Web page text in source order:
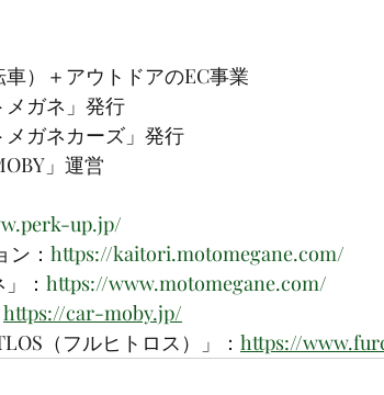
）＋アウトドアのEC事業
ガネ」発行
ガネカーズ」発行
」運営
up.jp/
： https://kaitori.motomegane.com/
： https://www.motomegane.com/
https://car-moby.jp/
（フルヒトロス）」： https://